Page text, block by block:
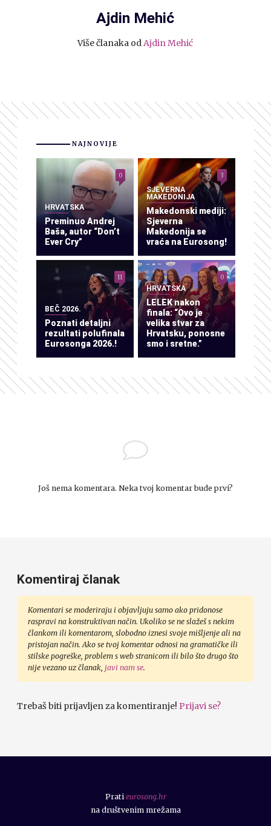
Ajdin Mehić
Više članaka od Ajdin Mehić
NAJNOVIJE
HRVATSKA
Preminuo Andrej
Baša, autor “Don’t
Ever Cry”
0
SJEVERNA
MAKEDONIJA
Makedonski mediji:
Sjeverna
Makedonija se
vraća na Eurosong!
3
BEČ 2026.
Poznati detaljni
rezultati polufinala
Eurosonga 2026.!
11
HRVATSKA
LELEK nakon
finala: “Ovo je
velika stvar za
Hrvatsku, ponosne
smo i sretne.”
0
Još nema komentara. Neka tvoj komentar bude prvi?
Komentiraj članak
Komentari se moderiraju i objavljuju samo ako pridonose
raspravi na konstruktivan način. Ukoliko se ne slažeš s nekim
člankom ili komentarom, slobodno iznesi svoje mišljenje ali na
pristojan način. Ako se tvoj komentar odnosi na gramatičke ili
stilske pogreške, problem s web stranicom ili bilo što drugo što
nije vezano uz članak, javi nam se.
Trebaš biti prijavljen za komentiranje! Prijavi se?
Prati eurosong.hr
na društvenim mrežama